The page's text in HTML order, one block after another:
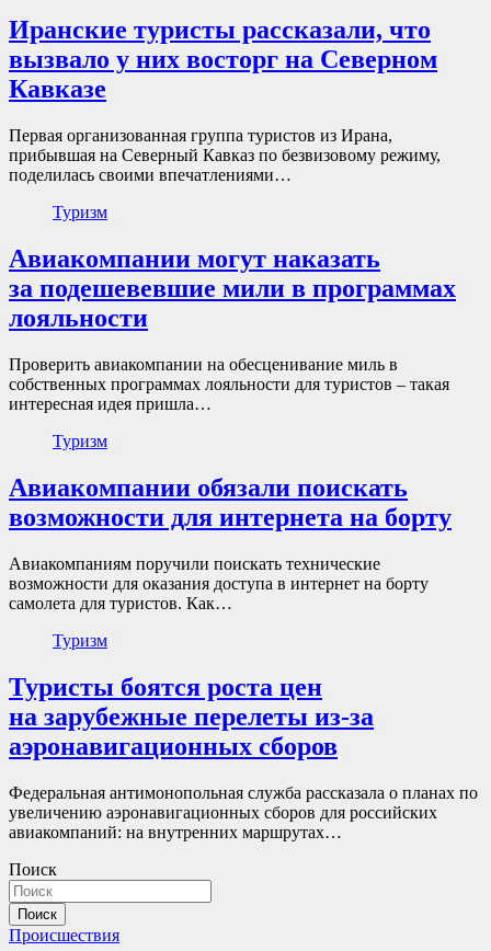
Иранские туристы рассказали, что
вызвало у них восторг на Северном
Кавказе
Первая организованная группа туристов из Ирана,
прибывшая на Северный Кавказ по безвизовому режиму,
поделилась своими впечатлениями…
Туризм
Авиакомпании могут наказать
за подешевевшие мили в программах
лояльности
Проверить авиакомпании на обесценивание миль в
собственных программах лояльности для туристов – такая
интересная идея пришла…
Туризм
Авиакомпании обязали поискать
возможности для интернета на борту
Авиакомпаниям поручили поискать технические
возможности для оказания доступа в интернет на борту
самолета для туристов. Как…
Туризм
Туристы боятся роста цен
на зарубежные перелеты из-за
аэронавигационных сборов
Федеральная антимонопольная служба рассказала о планах по
увеличению аэронавигационных сборов для российских
авиакомпаний: на внутренних маршрутах…
Поиск
Поиск
Происшествия